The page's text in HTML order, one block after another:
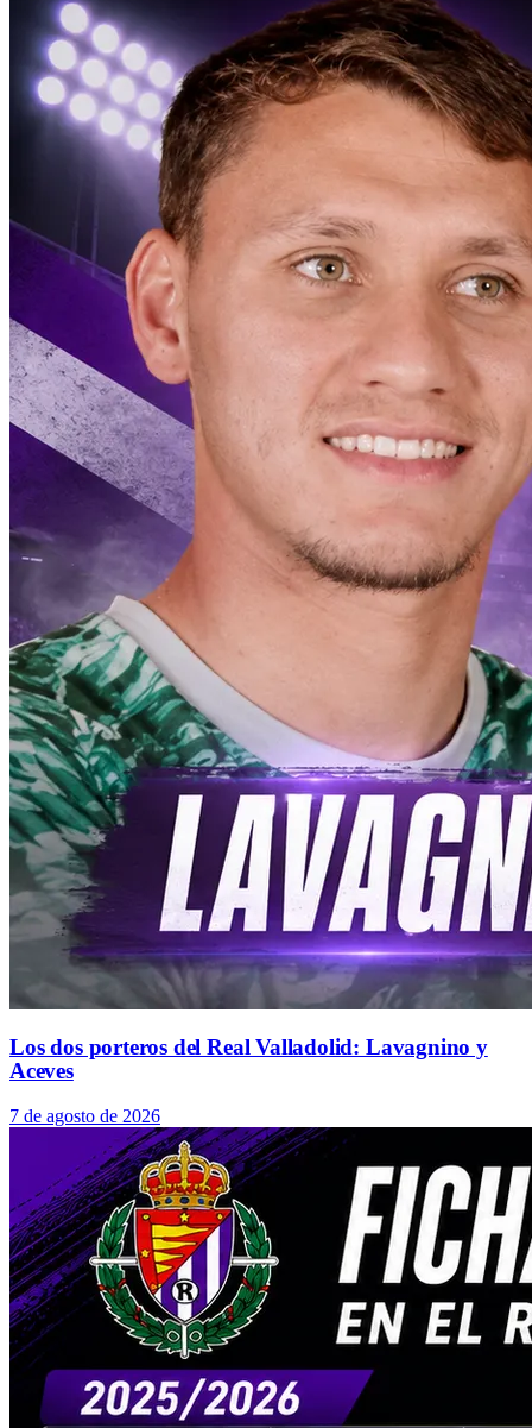
Los dos porteros del Real Valladolid: Lavagnino y
Aceves
7 de agosto de 2026